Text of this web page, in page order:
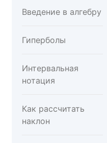
Введение в алгебру
Гиперболы
Интервальная
нотация
Как рассчитать
наклон